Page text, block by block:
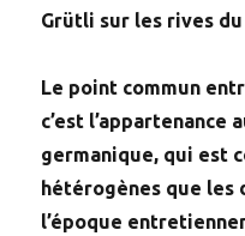
Grütli sur les rives
Le point commun
c’est l’appartenance
germanique, qui est
hétérogènes que les
l’époque